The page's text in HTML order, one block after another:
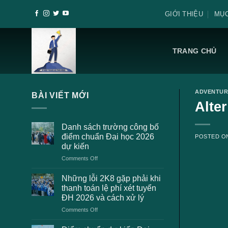
GIỚI THIỆU
TRANG CHỦ
BÀI VIẾT MỚI
Danh sách trường công bố
điểm chuẩn Đại học 2026
dự kiến
Comments Offon
sách
trường
công
bố
điểm
Đại
Những lỗi 2K8 gặp phải khi
thanh toán lệ phí xét tuyển
ĐH 2026 và cách xử lý
Comments Offon
lỗi
POSTED